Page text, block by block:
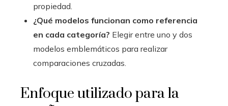
propiedad.
¿Qué modelos funcionan como referencia
en cada categoría? Elegir entre uno y dos
modelos emblemáticos para realizar
comparaciones cruzadas.
Enfoque utilizado para la